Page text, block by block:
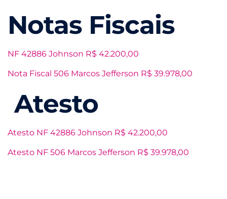
Notas Fiscais
NF 42886 Johnson R$ 42.200,00
Nota Fiscal 506 Marcos Jefferson R$ 39.978,00
Atesto
Atesto NF 42886 Johnson R$ 42.200,00
Atesto NF 506 Marcos Jefferson R$ 39.978,00